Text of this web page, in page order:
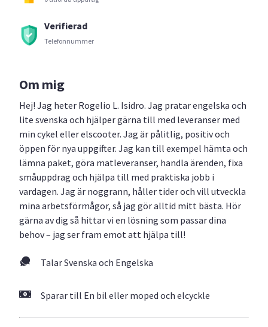
Verifierad
Telefonnummer
Om mig
Hej! Jag heter Rogelio L. Isidro. Jag pratar engelska och
lite svenska och hjälper gärna till med leveranser med
min cykel eller elscooter. Jag är pålitlig, positiv och
öppen för nya uppgifter. Jag kan till exempel hämta och
lämna paket, göra matleveranser, handla ärenden, fixa
småuppdrag och hjälpa till med praktiska jobb i
vardagen. Jag är noggrann, håller tider och vill utveckla
mina arbetsförmågor, så jag gör alltid mitt bästa. Hör
gärna av dig så hittar vi en lösning som passar dina
behov – jag ser fram emot att hjälpa till!
Talar Svenska och Engelska
Sparar till En bil eller moped och elcyckle